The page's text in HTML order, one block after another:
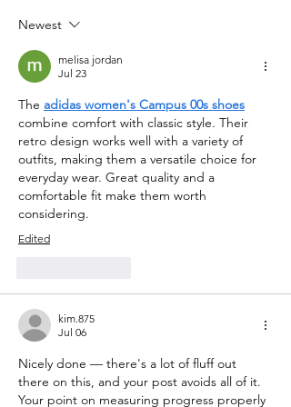
Newest
melisa jordan
Jul 23
The adidas women's Campus 00s shoes
combine comfort with classic style. Their
retro design works well with a variety of
outfits, making them a versatile choice for
everyday wear. Great quality and a
comfortable fit make them worth
considering.
Edited
kim.875
Jul 06
Nicely done — there's a lot of fluff out
there on this, and your post avoids all of it.
Your point on measuring progress properly